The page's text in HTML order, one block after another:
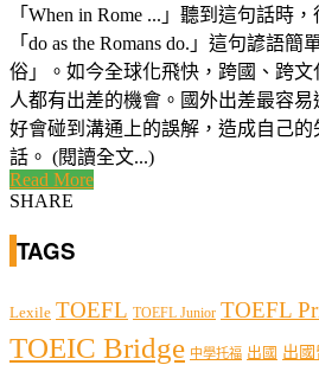
「When in Rome ...」聽到這句話時
「do as the Romans do.」這句諺語
俗」。如今全球化飛快，跨國、跨
人都有出差的機會。國外出差最容
好會碰到溝通上的誤解，造成自己
話。 (閱讀全文...)
Read More
SHARE
TAGS
Lexile TOEFL TOEFL Junior TOEFL
TOEIC Bridge 中學托福 出國 出